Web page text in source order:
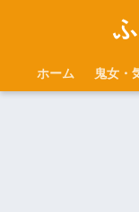
ホーム 鬼女・